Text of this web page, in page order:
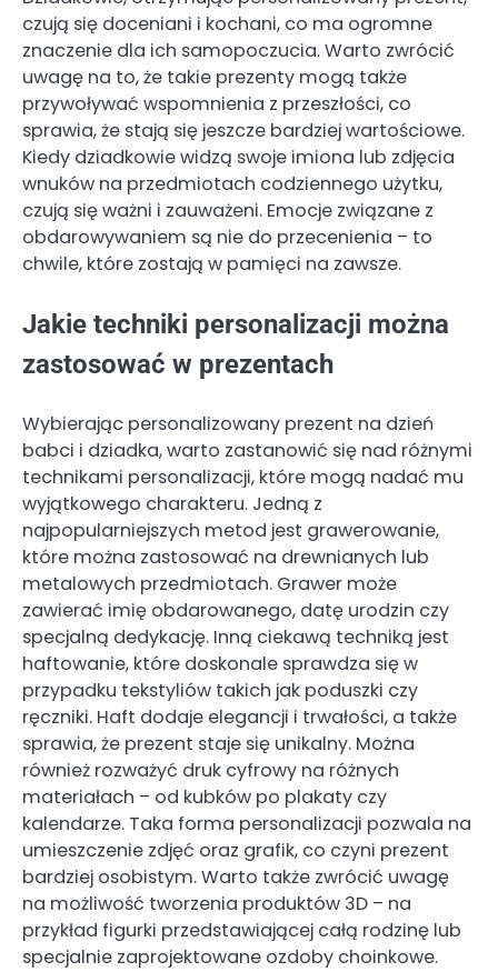
czują się doceniani i kochani, co ma ogromne
znaczenie dla ich samopoczucia. Warto zwrócić
uwagę na to, że takie prezenty mogą także
przywoływać wspomnienia z przeszłości, co
sprawia, że stają się jeszcze bardziej wartościowe.
Kiedy dziadkowie widzą swoje imiona lub zdjęcia
wnuków na przedmiotach codziennego użytku,
czują się ważni i zauważeni. Emocje związane z
obdarowywaniem są nie do przecenienia – to
chwile, które zostają w pamięci na zawsze.
Jakie techniki personalizacji można
zastosować w prezentach
Wybierając personalizowany prezent na dzień
babci i dziadka, warto zastanowić się nad różnymi
technikami personalizacji, które mogą nadać mu
wyjątkowego charakteru. Jedną z
najpopularniejszych metod jest grawerowanie,
które można zastosować na drewnianych lub
metalowych przedmiotach. Grawer może
zawierać imię obdarowanego, datę urodzin czy
specjalną dedykację. Inną ciekawą techniką jest
haftowanie, które doskonale sprawdza się w
przypadku tekstyliów takich jak poduszki czy
ręczniki. Haft dodaje elegancji i trwałości, a także
sprawia, że prezent staje się unikalny. Można
również rozważyć druk cyfrowy na różnych
materiałach – od kubków po plakaty czy
kalendarze. Taka forma personalizacji pozwala na
umieszczenie zdjęć oraz grafik, co czyni prezent
bardziej osobistym. Warto także zwrócić uwagę
na możliwość tworzenia produktów 3D – na
przykład figurki przedstawiającej całą rodzinę lub
specjalnie zaprojektowane ozdoby choinkowe.